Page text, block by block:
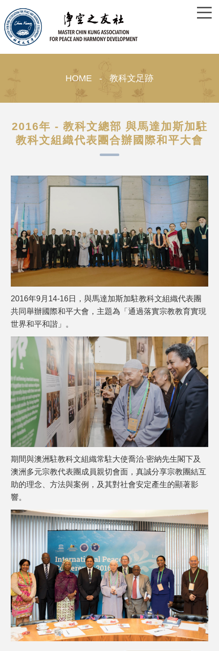
HOME - 教科文足跡
2016年 - 教科文總部 與馬達加斯加駐
教科文組織代表團合辦國際和平大會
2016年9月14-16日，與馬達加斯加駐教科文組織代表團
共同舉辦國際和平大會，主題為「通過落實宗教教育實現
世界和平和諧」。
期間與澳洲駐教科文組織常駐大使喬治·密納先生閣下及
澳洲多元宗教代表團成員親切會面，真誠分享宗教團結互
助的理念、方法與案例，及其對社會安定產生的顯著影
響。